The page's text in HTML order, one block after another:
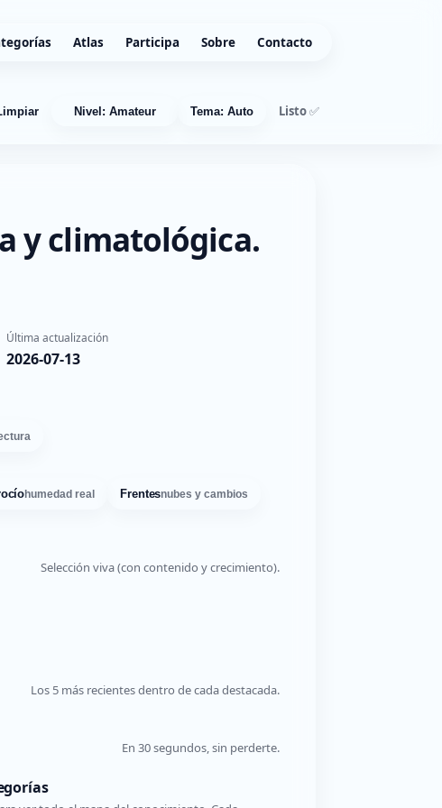
Atlas Participa Sobre Contacto
Nivel: Amateur Tema: Auto Listo ✅
y climatológica.
Última actualización
2026-07-13
humedad real Frentesnubes y cambios
Selección viva (con contenido y crecimiento).
Los 5 más recientes dentro de cada destacada.
En 30 segundos, sin perderte.